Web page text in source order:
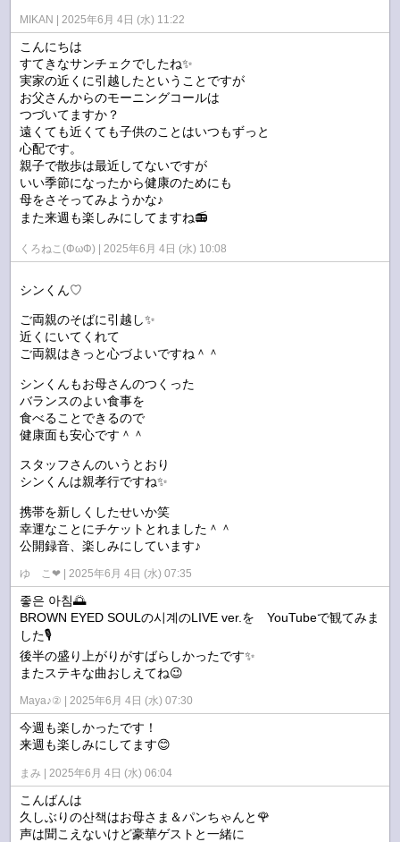
MIKAN 2025年6月 4日 (水) 11:22
こんにちは
すてきなサンチェクでしたね✨
実家の近くに引越したということですが
お父さんからのモーニングコールは
つづいてますか？
遠くても近くても子供のことはいつもずっと
心配です。
親子で散歩は最近してないですが
いい季節になったから健康のためにも
母をさそってみようかな♪
また来週も楽しみにしてますね📻️
くろねこ(ΦωΦ) 2025年6月 4日 (水) 10:08
シンくん♡
ご両親のそばに引越し✨
近くにいてくれて
ご両親はきっと心づよいですね＾＾
シンくんもお母さんのつくった
バランスのよい食事を
食べることできるので
健康面も安心です＾＾
スタッフさんのいうとおり
シンくんは親孝行ですね✨
携帯を新しくしたせいか笑
幸運なことにチケットとれました＾＾
公開録音、楽しみにしています♪
ゆ こ❤︎ 2025年6月 4日 (水) 07:35
좋은 아침🌅
BROWN EYED SOULの시계のLIVE ver.を YouTubeで観てみま
した🎙️
後半の盛り上がりがすばらしかったです✨
またステキな曲おしえてね😉
Maya♪② 2025年6月 4日 (水) 07:30
今週も楽しかったです！
来週も楽しみにしてます😊
まみ 2025年6月 4日 (水) 06:04
こんばんは
久しぶりの산책はお母さま＆パンちゃんと🌹
声は聞こえないけど豪華ゲストと一緒に